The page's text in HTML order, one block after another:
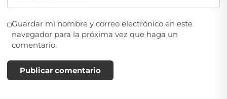
Guardar mi nombre y correo electrónico en este
navegador para la próxima vez que haga un
comentario.
Publicar comentario